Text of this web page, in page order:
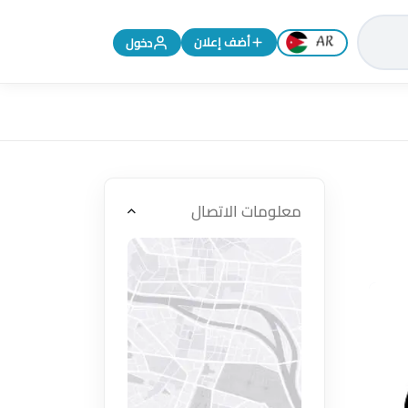
تغيير اللغة إلى الإنجليزية
أضف إعلان دخول
معلومات الاتصال